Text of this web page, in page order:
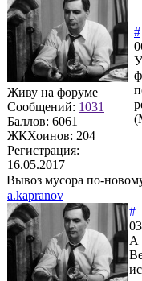
Живу на форуме
Сообщений: 1031
Баллов: 6061
ЖКХоинов: 204
Регистрация:
16.05.2017
#
Вывоз мусора по-
a.kapranov
#
А